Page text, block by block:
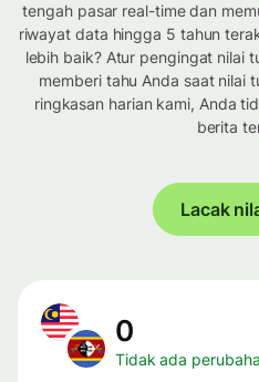
tengah pasar real-time dan
riwayat data hingga 5 tahun
lebih baik? Atur pengingat nilai
memberi tahu Anda saat nilai
ringkasan harian kami, Anda
berita
Lacak
0
Tidak ada